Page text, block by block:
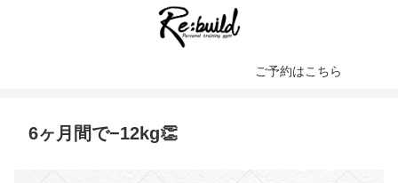
ご予約はこちら
6ヶ月間で−12kg👏